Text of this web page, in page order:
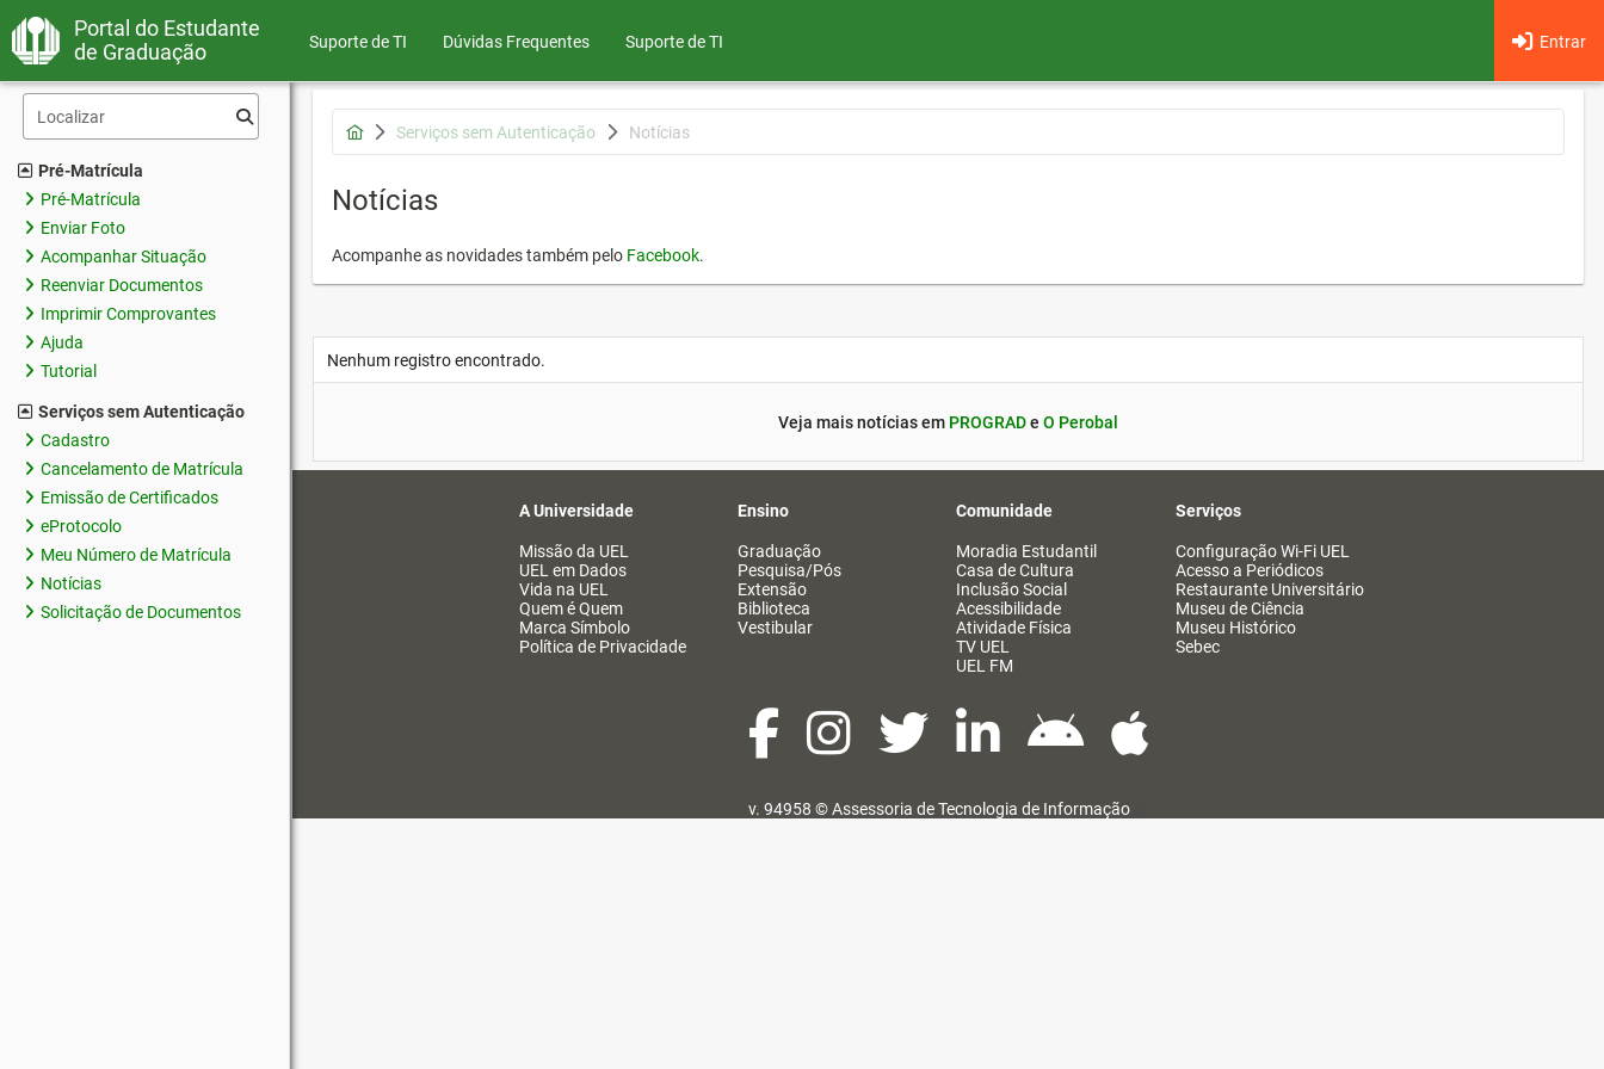
Portal do Estudante
de Graduação
Suporte de TI Dúvidas Frequentes Entrar
Suporte de TI
Pré-Matrícula
Pré-Matrícula
Enviar Foto
Acompanhar Situação
Reenviar Documentos
Imprimir Comprovantes
Ajuda
Tutorial
Serviços sem Autenticação
Cadastro
Cancelamento de Matrícula
Emissão de Certificados
eProtocolo
Meu Número de Matrícula
Notícias
Solicitação de Documentos
Serviços sem Autenticação Notícias
Notícias
Acompanhe as novidades também pelo Facebook.
Nenhum registro encontrado.
Veja mais notícias em PROGRADe O Perobal
A Universidade
Missão da UEL
UEL em Dados
Vida na UEL
Quem é Quem
Marca Símbolo
Política de Privacidade
Ensino
Graduação
Pesquisa/Pós
Extensão
Biblioteca
Vestibular
Comunidade
Moradia Estudantil
Casa de Cultura
Inclusão Social
Acessibilidade
Atividade Física
TV UEL
UEL FM
Serviços
Configuração Wi-Fi UEL
Acesso a Periódicos
Restaurante Universitário
Museu de Ciência
Museu Histórico
Sebec
v. 94958 ©Assessoria de Tecnologia de Informação